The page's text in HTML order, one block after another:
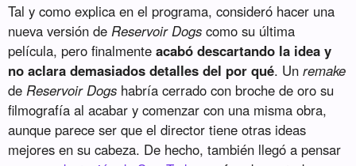
Tal y como explica en el programa, consideró hacer una
nueva versión de Reservoir Dogs como su última
película, pero finalmenteacabó descartando la idea y
no aclara demasiados detalles del por qué. Unremake
de Reservoir Dogs habría cerrado con broche de oro su
filmografía al acabar y comenzar con una misma obra,
aunque parece ser que el director tiene otras ideas
mejores en su cabeza. De hecho, también llegó a pensar